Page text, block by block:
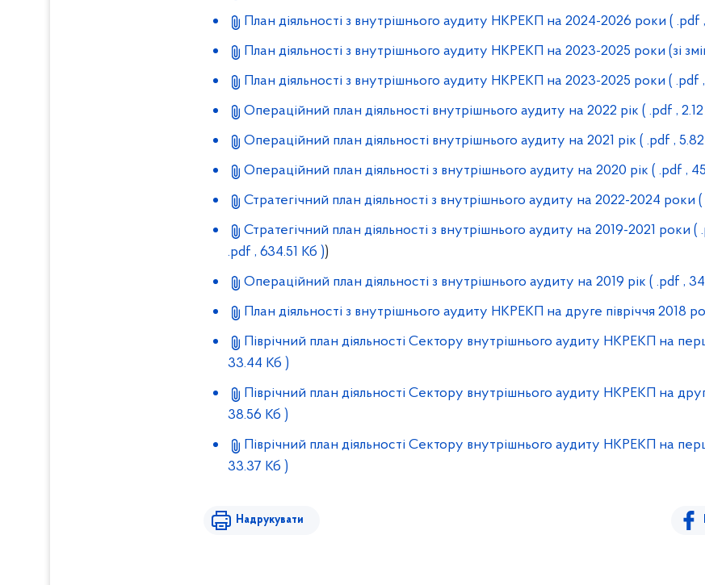
План діяльності з внутрішнього аудиту НКРЕКП на 2024-2026 роки ( .pdf
План діяльності з внутрішнього аудиту НКРЕКП на 2023-2025 роки (зі
План діяльності з внутрішнього аудиту НКРЕКП на 2023-2025 роки ( .pdf
Операційний план діяльності внутрішнього аудиту на 2022 рік ( .pdf ,
Операційний план діяльності внутрішнього аудиту на 2021 рік ( .pdf ,
Операційний план діяльності з внутрішнього аудиту на 2020 рік ( .pdf ,
Стратегічний план діяльності з внутрішнього аудиту на 2022-2024 роки
Стратегічний план діяльності з внутрішнього аудиту на 2019-2021 роки (
.pdf , 634.51 Кб ))
Операційний план діяльності з внутрішнього аудиту на 2019 рік ( .pdf ,
План діяльності з внутрішнього аудиту НКРЕКП на друге півріччя 2018
Піврічний план діяльності Сектору внутрішнього аудиту НКРЕКП на
33.44 Кб )
Піврічний план діяльності Сектору внутрішнього аудиту НКРЕКП на
38.56 Кб )
Піврічний план діяльності Сектору внутрішнього аудиту НКРЕКП на
33.37 Кб )
Надрукувати